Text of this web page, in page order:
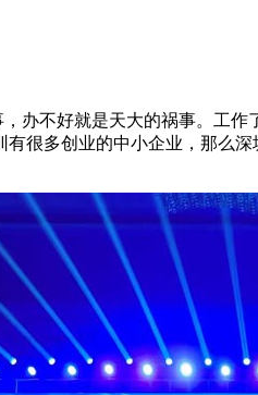
不好就是天大的祸事。工作
很多创业的中小企业，那么